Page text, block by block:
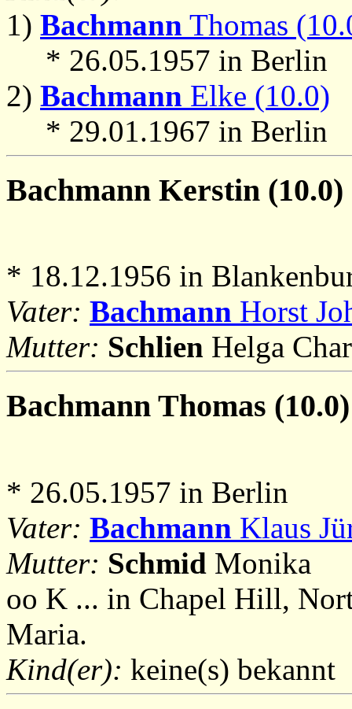
1) Bachmann Thomas
* 26.05.1957 in Berlin
2) Bachmann Elke (10.0)
* 29.01.1967 in Berlin
Bachmann Kerstin (10.0)
* 18.12.1956 in
Vater: Bachmann Horst
Mutter: Schlien Helga
Bachmann Thomas (10.0)
* 26.05.1957 in Berlin
Vater: Bachmann Klaus
Mutter: Schmid Monika
oo K ... in Chapel Hill,
Maria.
Kind(er): keine(s) bekannt